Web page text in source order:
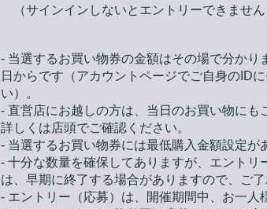
（サインインしないとエントリーできません
- 当選するお買い物券の金額はその場で分かり
日からです（アカウントページでご自身のID
い）。
- 直営店にお越しの方は、当日のお買い物にも
詳しくは店頭でご確認ください。
- 当選するお買い物券には最低購入金額設定が
- 十分な数量を確保してありますが、エントリ
は、早期に終了する場合がありますので、ご了
- エントリー（応募）は、開催期間中、お一人